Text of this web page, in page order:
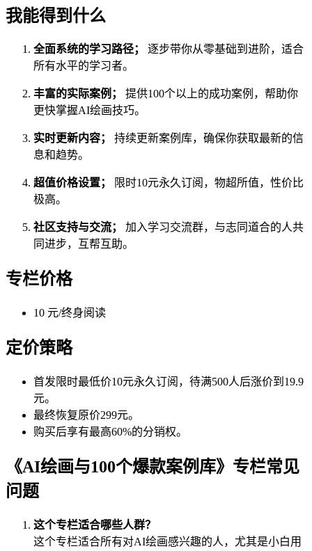
我能得到什么
全面系统的学习路径；
逐步带你从零基础到进阶，适合
所有水平的学习者。
丰富的实际案例；
提供100个以上的成功案例，帮助你
更快掌握AI绘画技巧。
实时更新内容；
持续更新案例库，确保你获取最新的信
息和趋势。
超值价格设置；
限时10元永久订阅，物超所值，性价比
极高。
社区支持与交流；
加入学习交流群，与志同道合的人共
同进步，互帮互助。
专栏价格
10 元/终身阅读
定价策略
首发限时最低价10元永久订阅，待满500人后涨价到19.9
元。
最终恢复原价299元。
购买后享有最高60%的分销权。
《AI绘画与100个爆款案例库》专栏常见
问题
这个专栏适合哪些人群？
这个专栏适合所有对AI绘画感兴趣的人，尤其是小白用